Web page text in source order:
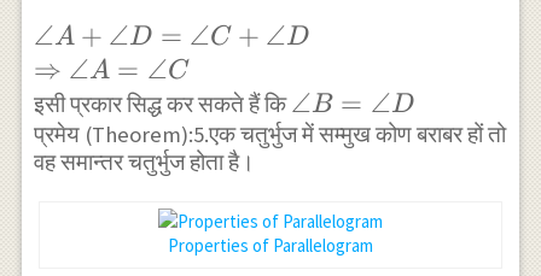
\angle
A+\angle
D=\angle
C+\angle D
\\
∠A + ∠D = ∠C + ∠D
⇒ ∠A = ∠C
इसी प्रकार सिद्ध कर सकते हैं कि\angle
B=\angle
∠B = ∠D
प्रमेय (Theorem):5.एक चतुर्भुज में सम्मुख कोण बराबर हों तो
वह समान्तर चतुर्भुज होता है।
Properties of Parallelogram